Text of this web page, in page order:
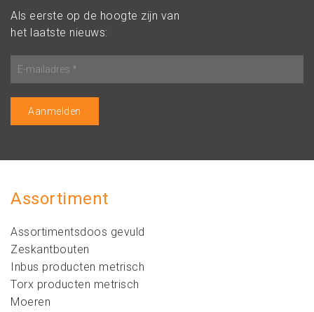
Als eerste op de hoogte zijn van
het laatste nieuws:
Assortiment
Assortimentsdoos gevuld
Zeskantbouten
Inbus producten metrisch
Torx producten metrisch
Moeren